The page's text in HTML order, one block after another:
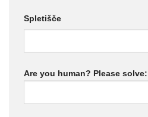
Spletišče
Are you human? Please solve: